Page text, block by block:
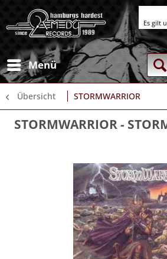
Menü
Übersicht STORMWARRIOR
STORMWARRIOR-
Es gilt